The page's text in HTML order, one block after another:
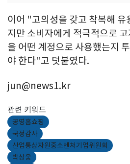
이어 "고의성을 갖고 착복해 유
지만 소비자에게 적극적으로
을 어떤 계정으로 사용했는지
야 한다"고 덧붙였다.
jun@news1.kr
관련 키워드
공영홈쇼핑
국정감사
산업통상자원중소벤처기업위원회
박상웅